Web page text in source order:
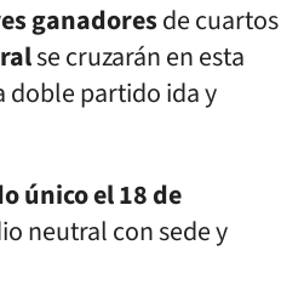
ganadoresde cuartos
se cruzarán en esta
doble partido ida y
único el 18 de
neutral con sede y